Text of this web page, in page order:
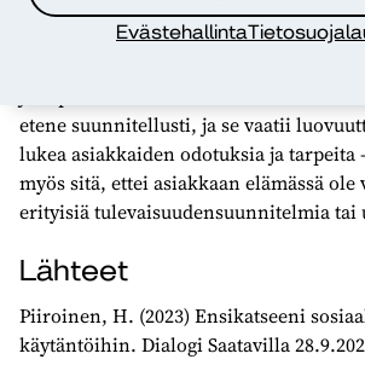
Evästehallinta
Työelämäjakso antoi omaan työhöni
etene suunnitellusti, ja se vaatii
lukea asiakkaiden odotuksia ja tarpeita
myös sitä, ettei asiakkaan elämässä ole
erityisiä tulevaisuudensuunnitelmia tai
Lähteet
Piiroinen, H. (2023) Ensikatseeni
käytäntöihin. Dialogi Saatavilla